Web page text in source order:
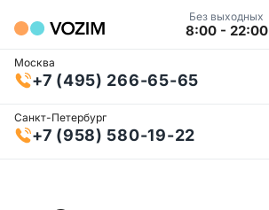
Без выходных
8:00 - 22:00
Москва
+7 (495) 266-65-65
Санкт-Петербург
+7 (958) 580-19-22